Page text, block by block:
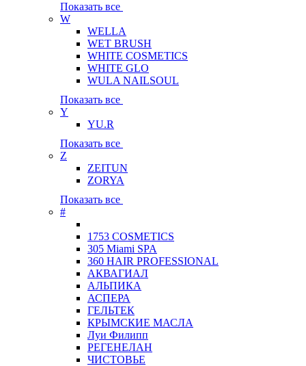
Показать все
W
WELLA
WET BRUSH
WHITE COSMETICS
WHITE GLO
WULA NAILSOUL
Показать все
Y
YU.R
Показать все
Z
ZEITUN
ZORYA
Показать все
#
1753 COSMETICS
305 Miami SPA
360 HAIR PROFESSIONAL
АКВАГИАЛ
АЛЬПИКА
АСПЕРА
ГЕЛЬТЕК
КРЫМСКИЕ МАСЛА
Луи Филипп
РЕГЕНЕЛАН
ЧИСТОВЬЕ